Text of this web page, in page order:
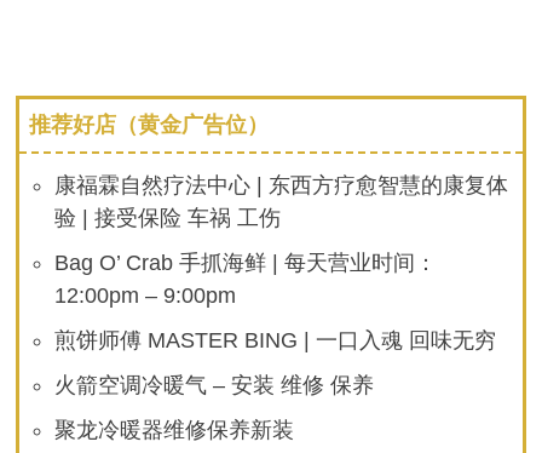
推荐好店（黄金广告位）
康福霖自然疗法中心 | 东西方疗愈智慧的康复体
验 | 接受保险 车祸 工伤
Bag O’ Crab 手抓海鲜 | 每天营业时间：
12:00pm – 9:00pm
煎饼师傅 MASTER BING | 一口入魂 回味无穷
火箭空调冷暖气 – 安装 维修 保养
聚龙冷暖器维修保养新装